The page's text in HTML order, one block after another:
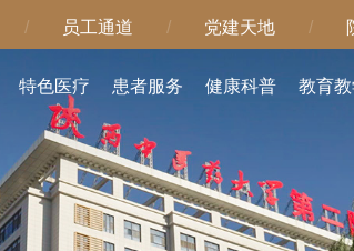
/ 员工通道 / 党建天地 /
特色医疗 患者服务 健康科普 教育